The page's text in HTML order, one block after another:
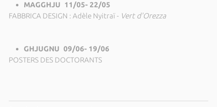
MAGGHJU 11/05- 22/05
FABBRICA DESIGN : Adèle Nyitraï -Vert d'Orezza
GHJUGNU 09/06- 19/06
POSTERS DES DOCTORANTS